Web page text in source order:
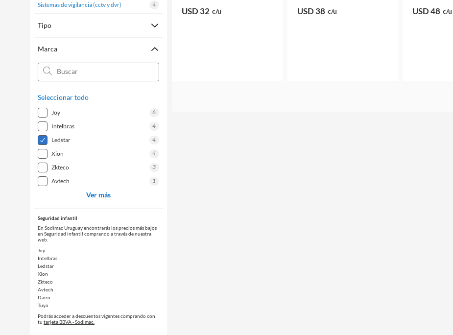
sistemas de vigilancia (cctv y dvr) 4
Tipo
Marca
Seleccionar todo
joy
6
intelbras
4
ledstar
4
xion
4
zkteco
3
avtech
1
Ver más
Seguridad infantil
En Sodimac Uruguay encontrarás los precios más bajos
en Seguridad infantil comprando a través de nuestra
web.
Joy
Intelbras
Ledstar
Xion
Zkteco
Avtech
Dairu
Tuya
Podrás acceder a descuentos vigentes comprando con
tu tarjeta BBVA - Sodimac.
USD 32 c/u USD 38 c/u USD 48 c/u